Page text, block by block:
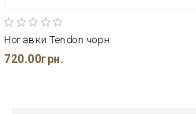
Ногавки Tendon чорн
720.00грн.